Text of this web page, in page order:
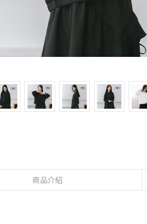
商品介紹